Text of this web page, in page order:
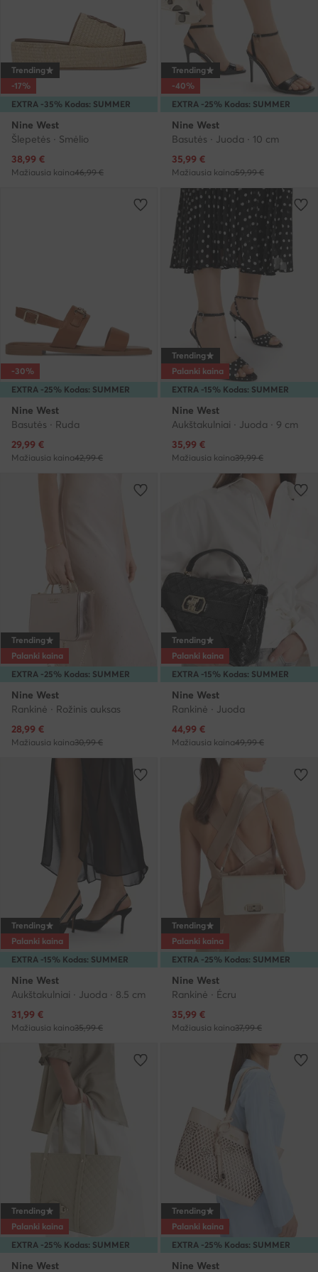
EXTRA -35% Kodas: SUMMER
Trending
-17%
Nine West
Šlepetės · Smėlio
Dabartinė kaina
38,99 €
Mažiausia kaina46,99 €
EXTRA -25% Kodas: SUMMER
Trending
-40%
Nine West
Basutės · Juoda · 10 cm
Dabartinė kaina
35,99 €
Mažiausia kaina59,99 €
EXTRA -25% Kodas: SUMMER
-30%
Nine West
Basutės · Ruda
Dabartinė kaina
29,99 €
Mažiausia kaina42,99 €
EXTRA -15% Kodas: SUMMER
Trending
Palanki kaina
Nine West
Aukštakulniai · Juoda · 9 cm
Dabartinė kaina
35,99 €
Mažiausia kaina39,99 €
EXTRA -25% Kodas: SUMMER
Trending
Palanki kaina
Nine West
Rankinė · Rožinis auksas
Dabartinė kaina
28,99 €
Mažiausia kaina30,99 €
EXTRA -15% Kodas: SUMMER
Trending
Palanki kaina
Nine West
Rankinė · Juoda
Dabartinė kaina
44,99 €
Mažiausia kaina49,99 €
EXTRA -15% Kodas: SUMMER
Trending
Palanki kaina
Nine West
Aukštakulniai · Juoda · 8.5 cm
Dabartinė kaina
31,99 €
Mažiausia kaina35,99 €
EXTRA -25% Kodas: SUMMER
Trending
Palanki kaina
Nine West
Rankinė · Écru
Dabartinė kaina
35,99 €
Mažiausia kaina37,99 €
EXTRA -25% Kodas: SUMMER
Trending
Palanki kaina
Nine West
EXTRA -25% Kodas: SUMMER
Trending
Palanki kaina
Nine West